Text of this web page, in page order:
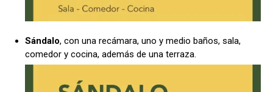
Sándalo, con una recámara, uno y medio baños, sala,
comedor y cocina, además de una terraza.